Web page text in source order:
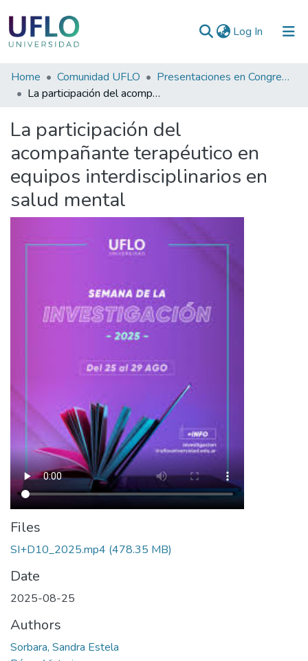
Log In (current)
Communities
&
All of RIUFLO
Statistics
Home Comunidad UFLO
Presentaciones en Congresos, Encuentros, Jornadas ...
La participación del acompañante terapéutico en equipos interdisciplinarios en salud mental
La participación del
acompañante terapéutico en
equipos interdisciplinarios en
salud mental
Files
SI+D10_2025.mp4 (478.35 MB)
Date
2025-08-25
Authors
Sorbara, Sandra Estela